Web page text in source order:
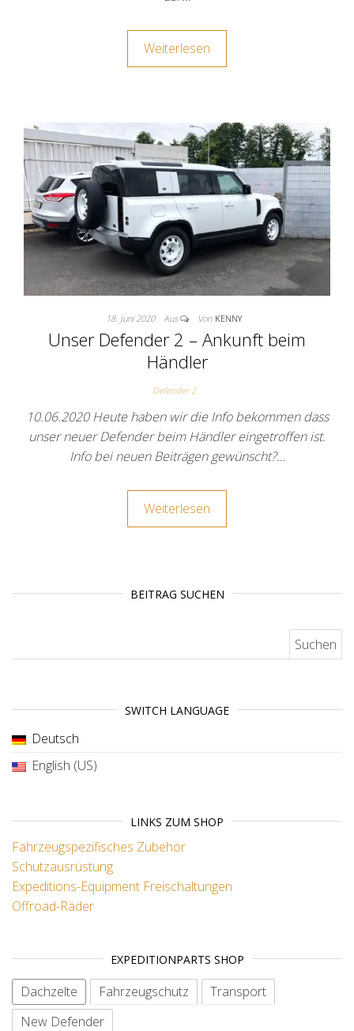
Weiterlesen
18. Juni 2020 Aus Von KENNY
Unser Defender 2 – Ankunft beim
Händler
Defender 2
10.06.2020 Heute haben wir die Info bekommen dass
unser neuer Defender beim Händler eingetroffen ist.
Info bei neuen Beiträgen gewünscht?…
Weiterlesen
BEITRAG SUCHEN
SWITCH LANGUAGE
Deutsch
English (US)
LINKS ZUM SHOP
Fahrzeugspezifisches Zubehör
Schutzausrüstung
Expeditions-Equipment Freischaltungen
Offroad-Räder
EXPEDITIONPARTS SHOP
Dachzelte Fahrzeugschutz
Transport
New Defender